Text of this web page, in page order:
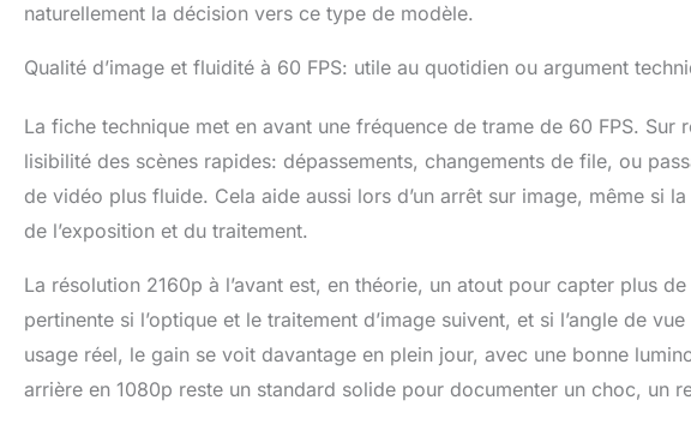
naturellement la décision vers ce type de modèle.
Qualité d’image et fluidité à 60 FPS: utile au quotidien ou argument
La fiche technique met en avant une fréquence de trame de 60 FPS. Sur
lisibilité des scènes rapides: dépassements, changements de file, ou
de vidéo plus fluide. Cela aide aussi lors d’un arrêt sur image, même si
de l’exposition et du traitement.
La résolution 2160p à l’avant est, en théorie, un atout pour capter plus
pertinente si l’optique et le traitement d’image suivent, et si l’angle de
usage réel, le gain se voit davantage en plein jour, avec une bonne
arrière en 1080p reste un standard solide pour documenter un choc, un